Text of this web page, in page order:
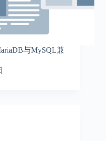
与MySQL兼